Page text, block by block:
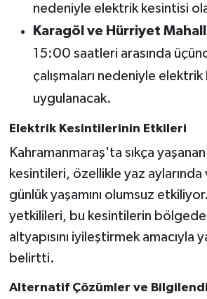
nedeniyle elektrik kesintisi
Karagöl ve Hürriyet
15:00 saatleri arasında
çalışmaları nedeniyle
uygulanacak.
Elektrik Kesintilerinin Etkileri
Kahramanmaraş'ta sıkça
kesintileri, özellikle yaz aylarında
günlük yaşamını olumsuz
yetkilileri, bu kesintilerin
altyapısını iyileştirmek amacıyla
belirtti.
Alternatif Çözümler ve
Yemek
SİVİL TOPLUM
KİM KİMDİR
ÇEK GÖNDER
KİTAP
HEDEF2020
OTOMOBİL